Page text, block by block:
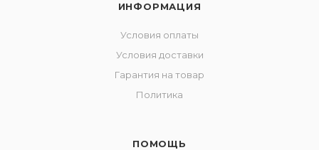
ИНФОРМАЦИЯ
Условия оплаты
Условия доставки
Гарантия на товар
Политика
ПОМОЩЬ